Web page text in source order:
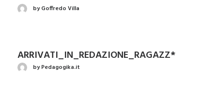
by Goffredo Villa
ARRIVATI_IN_REDAZIONE_RAGAZZ*
by Pedagogika.it